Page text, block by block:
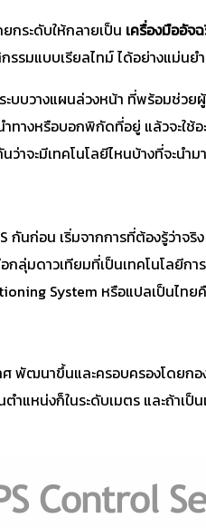
กระดับให้กลายเป็น เครื่องมืออัจ
รรมแบบเรียลไทม์ ได้อย่างแม่นยำ
บบวางแผนล่วงหน้า ที่พร้อมช่ว
ำทางหรือบอกพิกัดที่อยู่ แล้วจะ
าจะมีเทคโนโลยีไหนบ้างที่จะนำ
นก่อน เริ่มจากการที่ต้องรู้ว่าจ
ลุ่มดาวเทียมที่เป็นเทคโนโลยี
System หรือแปลเป็นไ
พัฒนาขึ้นและครอบครองโดยก
แหน่งก็ในระดับเมตร และถ้าเ